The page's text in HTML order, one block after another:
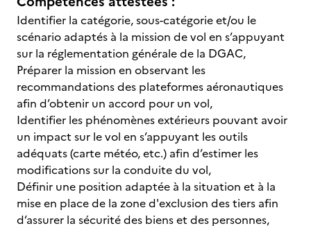
Identifier la catégorie, sous-catégorie et/ou le
scénario adaptés à la mission de vol en s’appuyant
sur la réglementation générale de la DGAC,
Préparer la mission en observant les
recommandations des plateformes aéronautiques
afin d’obtenir un accord pour un vol,
Identifier les phénomènes extérieurs pouvant avoir
un impact sur le vol en s’appuyant les outils
adéquats (carte météo, etc.) afin d’estimer les
modifications sur la conduite du vol,
Définir une position adaptée à la situation et à la
mise en place de la zone d'exclusion des tiers afin
d’assurer la sécurité des biens et des personnes,